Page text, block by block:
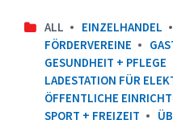
ALL EINZELHANDEL
FÖRDERVEREINE
GESUNDHEIT + PFLEGE
LADESTATION FÜR
ÖFFENTLICHE
SPORT + FREIZEIT